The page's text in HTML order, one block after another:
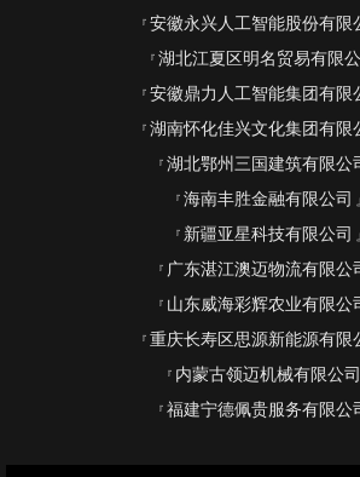
安徽永兴人工智能股份有限
湖北江夏区明名贸易有限公
安徽鼎力人工智能集团有限
湖南怀化佳兴文化集团有限
湖北鄂州三国建筑有限公
海南丰胜金融有限公司
新疆亚星科技有限公司
广东湛江澳迈物流有限公
山东威海彩辉农业有限公
重庆长寿区思源新能源有限
内蒙古领迈机械有限公司
福建宁德佩贵服务有限公